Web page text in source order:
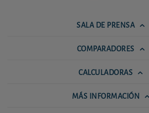
SALA DE PRENSA
COMPARADORES
CALCULADORAS
MÁS INFORMACIÓN